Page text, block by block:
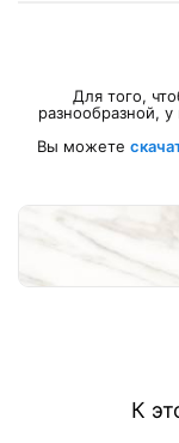
Для того,
разнообразной,
Вы можете
К